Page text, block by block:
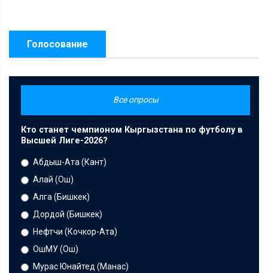
Голосование
Все опросы
Кто станет чемпионом Кыргызстана по футболу в
Высшей Лиге-2026?
Абдыш-Ата (Кант)
Алай (Ош)
Алга (Бишкек)
Дордой (Бишкек)
Нефтчи (Кочкор-Ата)
ОшМУ (Ош)
Мурас Юнайтед (Манас)